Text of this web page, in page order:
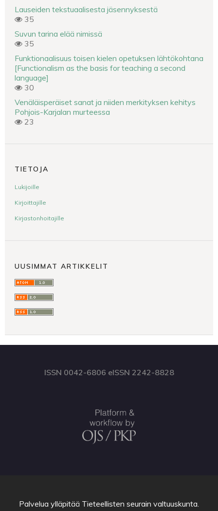
Lauseiden tekstuaalisesta jäsennyksestä
35
Suvun tarina elää nimissä
35
Funktionaalisuus toisen kielen opetuksen lähtökohtana
[Functionalism as the basis for teaching a second
language]
30
Venäläisperäiset sanat ja niiden merkityksen kehitys
Pohjois-Karjalan murteessa
23
TIETOJA
Lukijoille
Kirjoittajille
Kirjastonhoitajille
UUSIMMAT ARTIKKELIT
ISSN 0042-6806 eISSN 2242-8828
Palvelua ylläpitää Tieteellisten seurain valtuuskunta.